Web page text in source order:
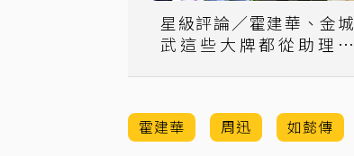
星級評論／霍建華、金城
武這些大牌都從助理做
霍建華 周迅 如懿傳